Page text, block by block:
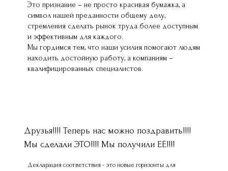
Это признание – не просто красивая бумажка, а
символ нашей преданности общему делу,
стремления сделать рынок труда более доступным
и эффективным для каждого.
Мы гордимся тем, что наши усилия помогают людям
находить достойную работу, а компаниям –
квалифицированных специалистов.
Друзья!!!! Теперь нас можно поздравить!!!!
Мы сделали ЭТО!!!! Мы получили ЕЁ!!!!
Декларация соответствия - это новые горизонты для